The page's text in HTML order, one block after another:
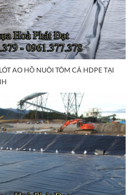
AO HỒ NUÔI TÔM CÁ HDPE TẠI